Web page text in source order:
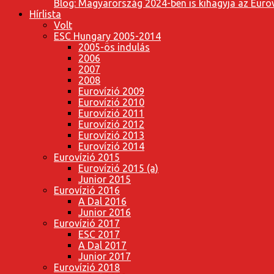
Blog: Magyarország 2024-ben is kihagyja az
Hírlista
Volt
ESC Hungary 2005-2014
2005-ös indulás
2006
2007
2008
Eurovízió 2009
Eurovízió 2010
Eurovízió 2011
Eurovízió 2012
Eurovízió 2013
Eurovízió 2014
Eurovízió 2015
Eurovízió 2015 (a)
Junior 2015
Eurovízió 2016
A Dal 2016
Junior 2016
Eurovízió 2017
ESC 2017
A Dal 2017
Junior 2017
Eurovízió 2018